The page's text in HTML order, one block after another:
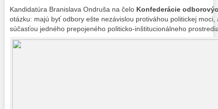
Kandidatúra Branislava Ondruša na čelo Konfederácie
otázku: majú byť odbory ešte nezávislou protiváhou politickej
súčasťou jedného prepojeného politicko-inštitucionálneho